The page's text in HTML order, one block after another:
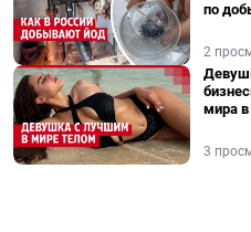
по
2
мира
3